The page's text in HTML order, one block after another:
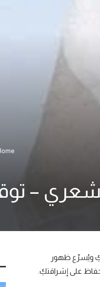
ويُسرّع ظهور
على إشراقتكِ.